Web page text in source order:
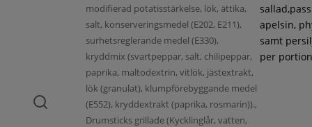
modifierad potatisstärkelse, lök, ättika,
salt, konserveringsmedel (E202, E211),
surhetsreglerande medel (E330),
kryddmix (svartpeppar, salt, chilipeppar,
paprika, maltodextrin, vitlök, jästextrakt,
lök (granulat), klumpförebyggande medel
(E552), kryddextrakt (paprika, rosmarin)).,
Drumsticks grillade (Kycklinglår, vatten,
apelsin,
samt
per